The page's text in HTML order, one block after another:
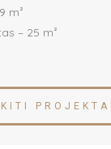
m²
– 25 m²
KITI PROJEKTAI